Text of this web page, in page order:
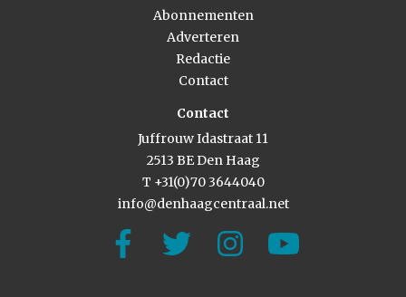
Abonnementen
Adverteren
Redactie
Contact
Contact
Juffrouw Idastraat 11
2513 BE Den Haag
T +31(0)70 3644040
info@denhaagcentraal.net